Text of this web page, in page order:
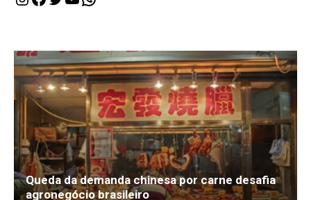
Queda da demanda chinesa por carne desafia
agronegócio brasileiro